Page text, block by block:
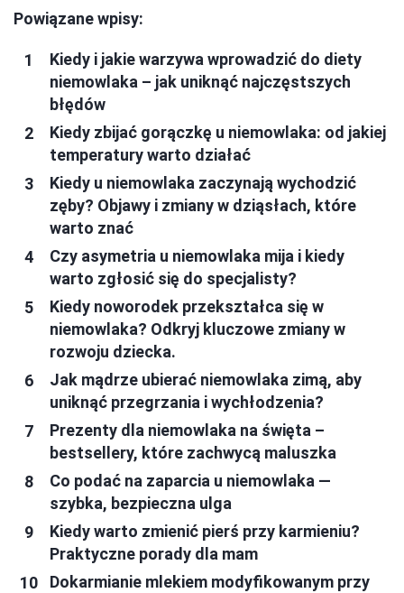
Powiązane wpisy:
Kiedy i jakie warzywa wprowadzić do diety
niemowlaka – jak uniknąć najczęstszych
błędów
Kiedy zbijać gorączkę u niemowlaka: od jakiej
temperatury warto działać
Kiedy u niemowlaka zaczynają wychodzić
zęby? Objawy i zmiany w dziąsłach, które
warto znać
Czy asymetria u niemowlaka mija i kiedy
warto zgłosić się do specjalisty?
Kiedy noworodek przekształca się w
niemowlaka? Odkryj kluczowe zmiany w
rozwoju dziecka.
Jak mądrze ubierać niemowlaka zimą, aby
uniknąć przegrzania i wychłodzenia?
Prezenty dla niemowlaka na święta –
bestsellery, które zachwycą maluszka
Co podać na zaparcia u niemowlaka —
szybka, bezpieczna ulga
Kiedy warto zmienić pierś przy karmieniu?
Praktyczne porady dla mam
Dokarmianie mlekiem modyfikowanym przy